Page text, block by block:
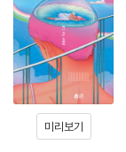
미리보기